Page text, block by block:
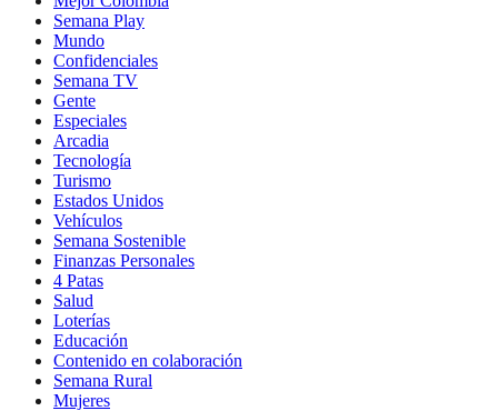
Semana Play
Mundo
Confidenciales
Semana TV
Gente
Especiales
Arcadia
Tecnología
Turismo
Estados Unidos
Vehículos
Semana Sostenible
Finanzas Personales
4 Patas
Salud
Loterías
Educación
Contenido en colaboración
Semana Rural
Mujeres